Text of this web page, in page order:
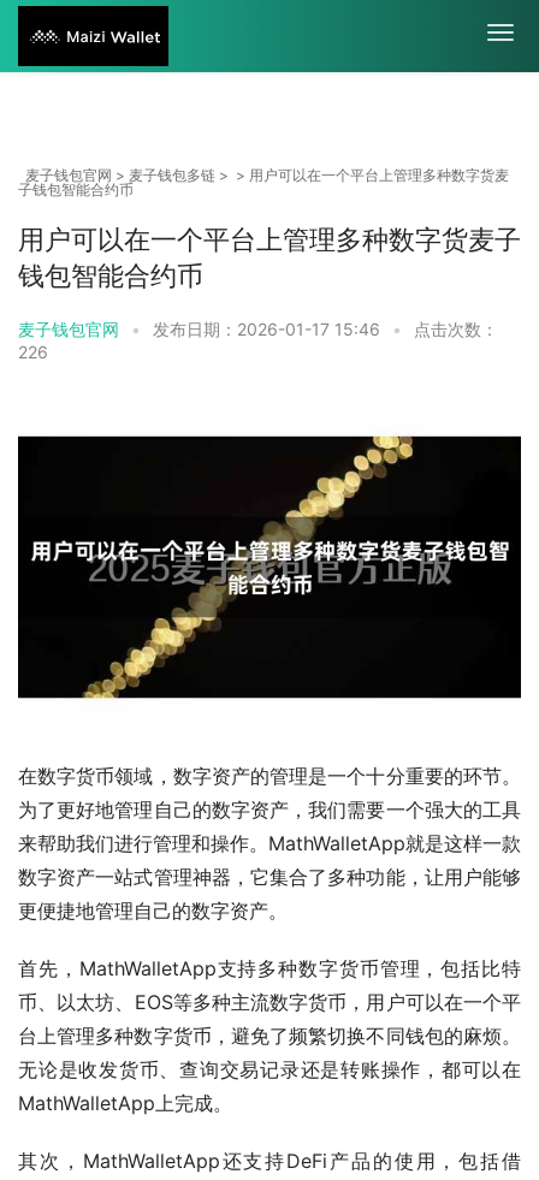
麦子钱包官网 > 麦子钱包多链 > > 用户可以在一个平台上管理多种数字货麦
子钱包智能合约币
用户可以在一个平台上管理多种数字货麦子
钱包智能合约币
麦子钱包官网 • 发布日期：2026-01-17 15:46 •
点击次数：
226
在数字货币领域，数字资产的管理是一个十分重要的环节。
为了更好地管理自己的数字资产，我们需要一个强大的工具
来帮助我们进行管理和操作。MathWalletApp就是这样一款
数字资产一站式管理神器，它集合了多种功能，让用户能够
更便捷地管理自己的数字资产。
首先，MathWalletApp支持多种数字货币管理，包括比特
币、以太坊、EOS等多种主流数字货币，用户可以在一个平
台上管理多种数字货币，避免了频繁切换不同钱包的麻烦。
无论是收发货币、查询交易记录还是转账操作，都可以在
MathWalletApp上完成。
其次，MathWalletApp还支持DeFi产品的使用，包括借